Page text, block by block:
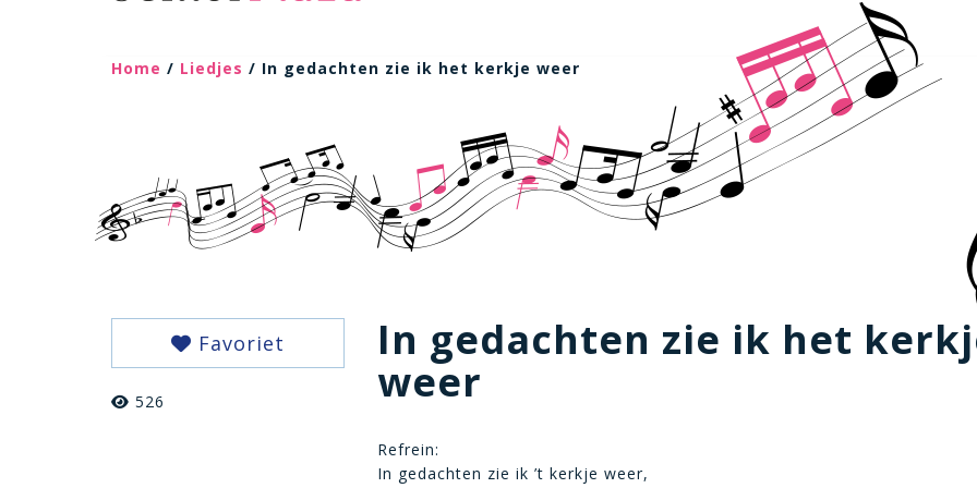
Home / Liedjes / In gedachten zie ik het kerkje weer
Favoriet
526
In gedachten zie ik het
weer
Refrein:
In gedachten zie ik ’t kerkje weer,